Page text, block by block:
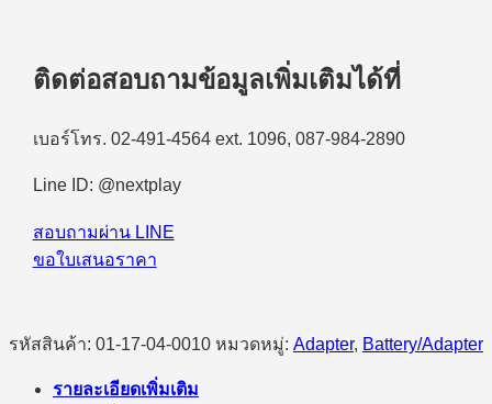
E5
180W
(Thai)
–
(450-
ชิ้น
ติดต่อสอบถามข้อมูลเพิ่มเติมได้ที่
เบอร์โทร. 02-491-4564 ext. 1096, 087-984-2890
Line ID: @nextplay
สอบถามผ่าน LINE
ขอใบเสนอราคา
รหัสสินค้า: 01-17-04-0010 หมวดหมู่: Adapter, Battery/Adapter
รายละเอียดเพิ่มเติม